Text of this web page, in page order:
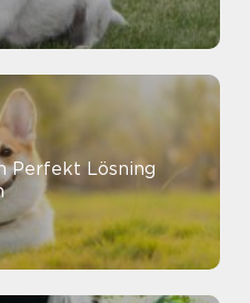
Perfekt Lösning